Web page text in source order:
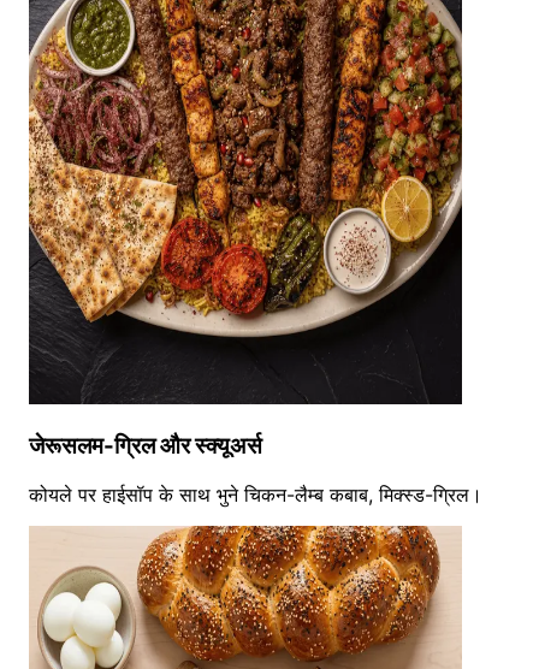
जेरूसलम-ग्रिल और स्क्यूअर्स
कोयले पर हाईसॉप के साथ भुने चिकन-लैम्ब कबाब, मिक्स्ड-ग्रिल।